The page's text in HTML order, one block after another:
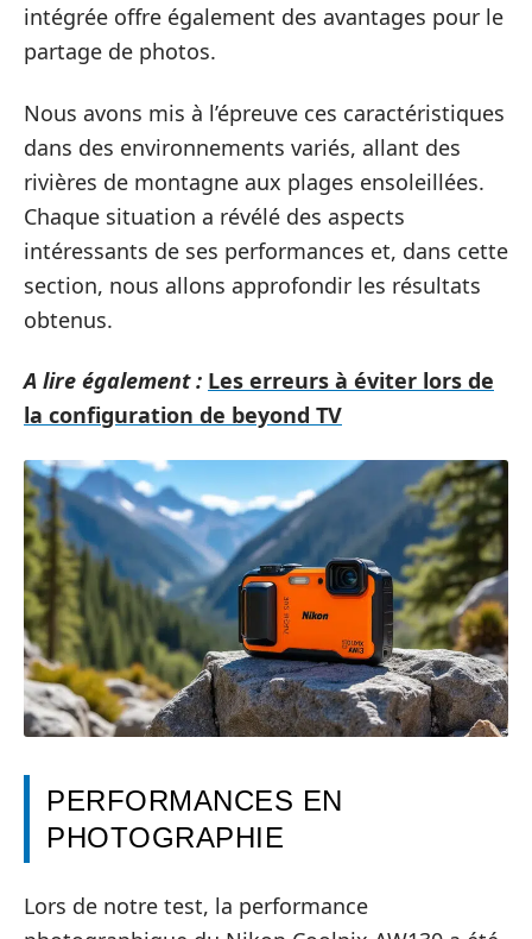
intégrée offre également des avantages pour le
partage de photos.
Nous avons mis à l’épreuve ces caractéristiques
dans des environnements variés, allant des
rivières de montagne aux plages ensoleillées.
Chaque situation a révélé des aspects
intéressants de ses performances et, dans cette
section, nous allons approfondir les résultats
obtenus.
A lire également : Les erreurs à éviter lors de
la configuration de beyond TV
PERFORMANCES EN
PHOTOGRAPHIE
Lors de notre test, la performance